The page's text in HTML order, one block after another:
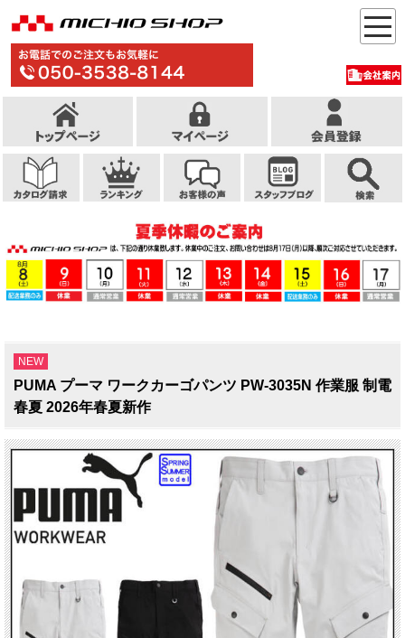
NEW
PUMA プーマ ワークカーゴパンツ PW-3035N 作業服 制電
春夏 2026年春夏新作